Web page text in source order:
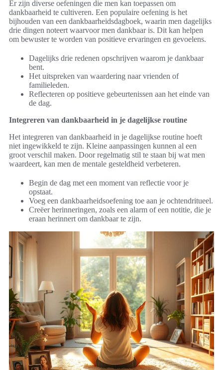
Er zijn diverse oefeningen die men kan toepassen om
dankbaarheid te cultiveren. Een populaire oefening is het
bijhouden van een dankbaarheidsdagboek, waarin men dagelijks
drie dingen noteert waarvoor men dankbaar is. Dit kan helpen
om bewuster te worden van positieve ervaringen en gevoelens.
Dagelijks drie redenen opschrijven waarom je dankbaar
bent.
Het uitspreken van waardering naar vrienden of
familieleden.
Reflecteren op positieve gebeurtenissen aan het einde van
de dag.
Integreren van dankbaarheid in je dagelijkse routine
Het integreren van dankbaarheid in je dagelijkse routine hoeft
niet ingewikkeld te zijn. Kleine aanpassingen kunnen al een
groot verschil maken. Door regelmatig stil te staan bij wat men
waardeert, kan men de mentale gesteldheid verbeteren.
Begin de dag met een moment van reflectie voor je
opstaat.
Voeg een dankbaarheidsoefening toe aan je ochtendritueel.
Creëer herinneringen, zoals een alarm of een notitie, die je
eraan herinnert om dankbaar te zijn.